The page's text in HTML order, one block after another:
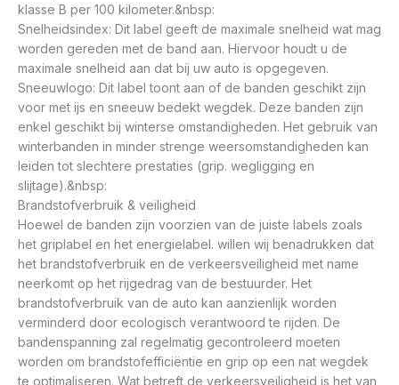
klasse B per 100 kilometer.&nbsp:
Snelheidsindex: Dit label geeft de maximale snelheid wat mag
worden gereden met de band aan. Hiervoor houdt u de
maximale snelheid aan dat bij uw auto is opgegeven.
Sneeuwlogo: Dit label toont aan of de banden geschikt zijn
voor met ijs en sneeuw bedekt wegdek. Deze banden zijn
enkel geschikt bij winterse omstandigheden. Het gebruik van
winterbanden in minder strenge weersomstandigheden kan
leiden tot slechtere prestaties (grip. wegligging en
slijtage).&nbsp:
Brandstofverbruik & veiligheid
Hoewel de banden zijn voorzien van de juiste labels zoals
het griplabel en het energielabel. willen wij benadrukken dat
het brandstofverbruik en de verkeersveiligheid met name
neerkomt op het rijgedrag van de bestuurder. Het
brandstofverbruik van de auto kan aanzienlijk worden
verminderd door ecologisch verantwoord te rijden. De
bandenspanning zal regelmatig gecontroleerd moeten
worden om brandstofefficiëntie en grip op een nat wegdek
te optimaliseren. Wat betreft de verkeersveiligheid is het van